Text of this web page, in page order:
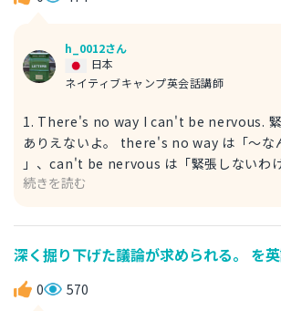
station. 駅まで送っていただくことは可
し控えめな言い方) I was wondering if it
う、相手に配慮した控えめな依頼の表現
は「～まで送ってもらう 」というややカ
ですが、丁寧な文脈で使われることもありま
Hello, [担当者の名前], I was wondering
にちは、[担当者の名前]様、お帰りの際に
ただくことは可能でしょうか？
h_0012さん
ネイティブキャンプ英会話講師
日本
1. There's no way I can't be nervous. 緊
ありえないよ。 there's no way は「～な
」、can't be nervous は「緊張しないわ
という表現です。二重否定で「絶対に緊張
nervous" before my presentation,
I can't be nervous in front of so many
の前に「緊張しないように頑張って」と言
なに大勢の人の前で緊張しないなんて無理だよ
続きを読む
深く掘り下げた議論が求められる。 を
0 570